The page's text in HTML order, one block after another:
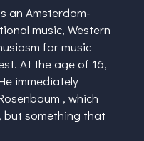
an Amsterdam-
music, Western
for music
At the age of 16,
immediately
, which
but something that